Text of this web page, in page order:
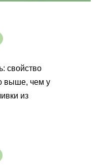
свойство
выше, чем у
из